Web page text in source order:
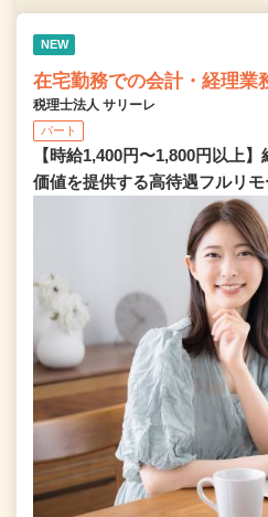
NEW
在宅勤務での会計・経理業
税理士法人 サリーレ
パート
【時給1,400円〜1,800円以上
価値を提供する⾼待遇フルリモ